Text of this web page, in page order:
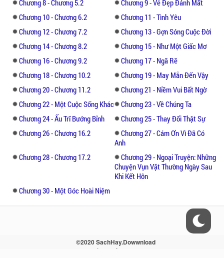
Trước kia khi Vương Y Bối làm việc ở Hoa
Thịnh, từng phụ trách hạng mục Lam Sơn
hợp tác với Hoàn Quang. Hạng mục này vô
cùng thành công, khi chưa xây dựng hoàn
chỉnh đã trở thành khu du lịch được mọi
người mong đợi nhất, đồng thời được chính
phủ công khai khen ngợi về mặt thiết kế -
sự kết hợp hoàn hảo giữa bảo vệ môi trường
với cảnh sắc đặc trưng. Hoa Thịnh sau khi
xử lý xong hạng mục này tiếng tăm đã vang
dội khắp trong ngành
Chương 8 - Chương 5.2
Chương 9 - Vẻ Đẹp Đánh Mất
Chương 10 - Chương 6.2
Chương 11 - Tình Yêu
Chương 12 - Chương 7.2
Chương 13 - Gợn Sóng Cuộc Đời
Chương 14 - Chương 8.2
Chương 15 - Như Một Giấc Mơ
Chương 16 - Chương 9.2
Chương 17 - Ngã Rẽ
Chương 18 - Chương 10.2
Chương 19 - May Mắn Đến Vậy
Chương 20 - Chương 11.2
Chương 21 - Niềm Vui Bất Ngờ
Chương 22 - Một Cuộc Sống Khác
Chương 23 - Về Chúng Ta
Chương 24 - Ấu Trĩ Bướng Bỉnh
Chương 25 - Thay Đổi Thật Sự
Chương 26 - Chương 16.2
Chương 27 - Cám Ơn Vì Đã Có
Anh
Chương 28 - Chương 17.2
Chương 29 - Ngoại Truyện: Những
Chuyện Vụn Vặt Thường Ngày Sau
Khi Kết Hôn
Chương 30 - Một Góc Hoài Niệm
©2020 SachHay.Dowwnload
Liên hệ - Điều khoản - Sitemap - RSS